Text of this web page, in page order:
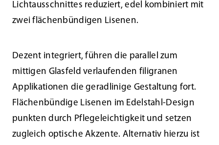
Lesezeichen
Lichtausschnittes reduziert, edel kombiniert mit
zwei flächenbündigen Lisenen.
Dezent integriert, führen die parallel zum
mittigen Glasfeld verlaufenden filigranen
Applikationen die geradlinige Gestaltung fort.
Flächenbündige Lisenen im Edelstahl-Design
punkten durch Pflegeleichtigkeit und setzen
zugleich optische Akzente. Alternativ hierzu ist